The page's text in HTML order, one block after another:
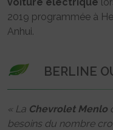
2019 programmée à
Anhui.
BERLINE
« La Chevrolet Menlo
besoins du nombre